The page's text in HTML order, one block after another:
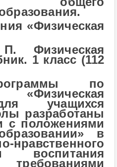
«Физическая
Физическая
1 класс (112
по
учащихся
разработаны
с положениями
в
нравственного
воспитания